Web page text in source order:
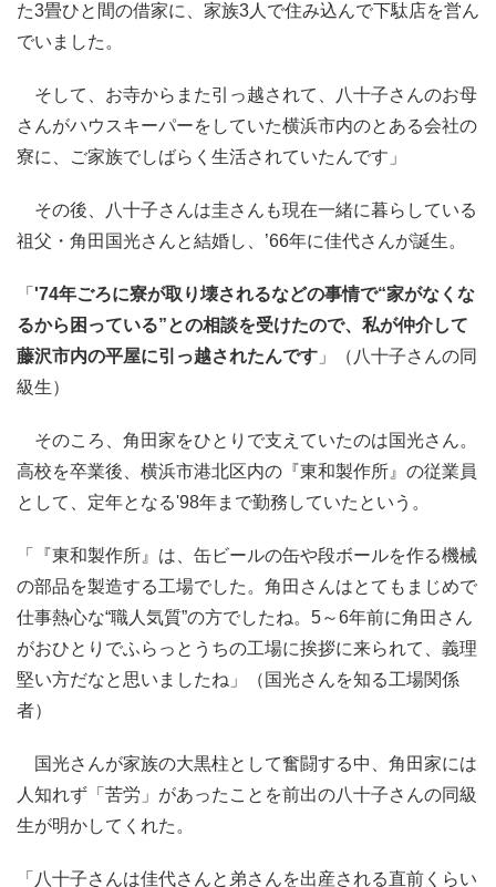
た3畳ひと間の借家に、家族3人で住み込んで下駄店を営ん
でいました。
そして、お寺からまた引っ越されて、八十子さんのお母
さんがハウスキーパーをしていた横浜市内のとある会社の
寮に、ご家族でしばらく生活されていたんです」
その後、八十子さんは圭さんも現在一緒に暮らしている
祖父・角田国光さんと結婚し、’66年に佳代さんが誕生。
「 '74年ごろに寮が取り壊されるなどの事情で“家がなくな
るから困っている”との相談を受けたので、私が仲介して
藤沢市内の平屋に引っ越されたんです 」（八十子さんの同
級生）
そのころ、角田家をひとりで支えていたのは国光さん。
高校を卒業後、横浜市港北区内の『東和製作所』の従業員
として、定年となる'98年まで勤務していたという。
「『東和製作所』は、缶ビールの缶や段ボールを作る機械
の部品を製造する工場でした。角田さんはとてもまじめで
仕事熱心な“職人気質”の方でしたね。5～6年前に角田さん
がおひとりでふらっとうちの工場に挨拶に来られて、義理
堅い方だなと思いましたね」（国光さんを知る工場関係
者）
国光さんが家族の大黒柱として奮闘する中、角田家には
人知れず「苦労」があったことを前出の八十子さんの同級
生が明かしてくれた。
「八十子さんは佳代さんと弟さんを出産される直前くらい